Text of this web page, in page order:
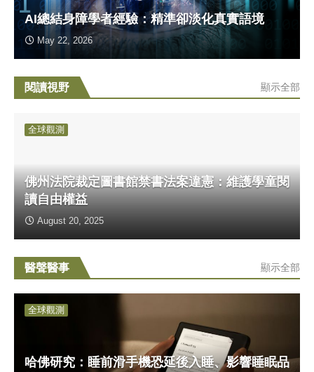
AI總結身障學者經驗：精準卻淡化真實語境
May 22, 2026
閱讀視野 顯示全部
全球觀測
佛州法院裁定圖書館禁書法案違憲：維護學童閱
讀自由權益
August 20, 2025
醫聲醫事 顯示全部
全球觀測
哈佛研究：睡前滑手機恐延後入睡、影響睡眠品